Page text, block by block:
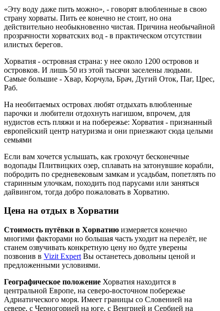
«Эту воду даже пить можно», - говорят влюбленные в свою
страну хорваты. Пить ее конечно не стоит, но она
действительно необыкновенно чистая. Причина необычайной
прозрачности хорватских вод - в практическом отсутствии
илистых берегов.
Хорватия - островная страна: у нее около 1200 островов и
островков. И лишь 50 из этой тысячи заселены людьми.
Самые большие - Хвар, Корчула, Брач, Дугий Оток, Паг, Црес,
Раб.
На необитаемых островах любят отдыхать влюбленные
парочки и любители отдохнуть нагишом, впрочем, для
нудистов есть пляжи и на побережье: Хорватия - признанный
европейский центр натуризма и они приезжают сюда целыми
семьями
Если вам хочется услышать, как грохочут бесконечные
водопады Плитвицких озер, сплавать на затонувшие корабли,
побродить по средневековым замкам и усадьбам, попетлять по
старинным улочкам, походить под парусами или заняться
дайвингом, тогда добро пожаловать в Хорватию.
Цена на отдых в Хорватии
Стоимость путёвки в Хорватию измеряется конечно
многими факторами но большая часть уходит на перелёт, не
станем озвучивать конкретную цену но будте уверены
позвонив в Vizit Expert Вы останетесь довольны ценой и
предложенными условиями.
Географическое положение Хорватия находится в
центральной Европе, на северо-восточном побережье
Адриатического моря. Имеет границы со Словенией на
севере, с Черногорией на юге, с Венгрией и Сербией на